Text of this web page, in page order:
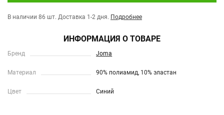
В наличии 86 шт. Доставка 1-2 дня. Подробнее
ИНФОРМАЦИЯ О ТОВАРЕ
Бренд Joma
Материал 90% полиамид, 10% эластан
Цвет Синий